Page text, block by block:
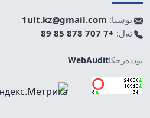
پوشتا: 1ult.kz@gmail.com
تەل: +7 707 878 85 89
پوددەرجكاWebAudit